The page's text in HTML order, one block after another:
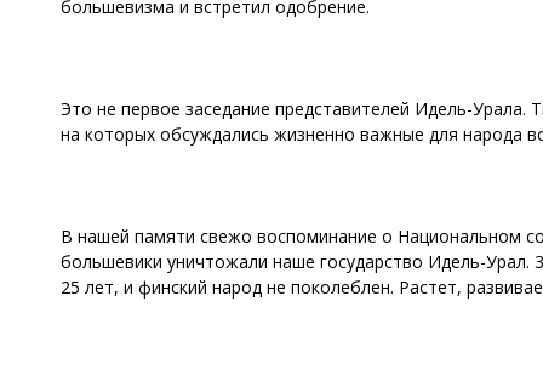
большевизма и встретил одобрение.
Это не первое заседание представителей Идель-Урала.
на которых обсуждались жизненно важные для народа
В нашей памяти свежо воспоминание о Национальном
большевики уничтожали наше государство Идель-
25 лет, и финский народ не поколеблен. Растет,